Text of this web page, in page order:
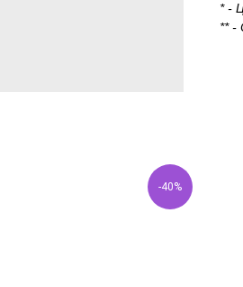
* -
** -
-40%